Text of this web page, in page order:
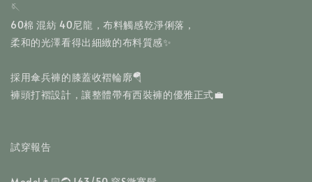
🪡
60棉 混紡 40尼龍，布料觸感乾淨俐落，
柔和的光澤看得出細緻的布料質感✨
採用傘兵褲的膝蓋收褶輪廓🪂
褲頭打褶設計，讓整體帶有西裝褲的優雅正式💼
試穿報告